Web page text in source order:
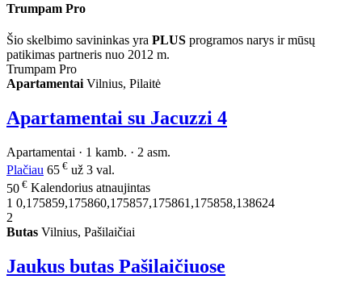
Trumpam Pro
Šio skelbimo savininkas yra PLUS programos narys ir mūsų
patikimas partneris nuo 2012 m.
Trumpam Pro
Apartamentai Vilnius, Pilaitė
Apartamentai su Jacuzzi 4
Apartamentai · 1 kamb. · 2 asm.
Plačiau 65 € už 3 val.
50 € Kalendorius atnaujintas
1 0,175859,175860,175857,175861,175858,138624
2
Butas Vilnius, Pašilaičiai
Jaukus butas Pašilaičiuose